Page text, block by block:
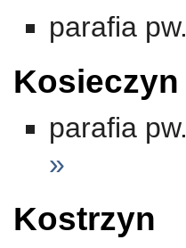
parafia pw.
Kosieczyn
parafia pw.
»
Kostrzyn